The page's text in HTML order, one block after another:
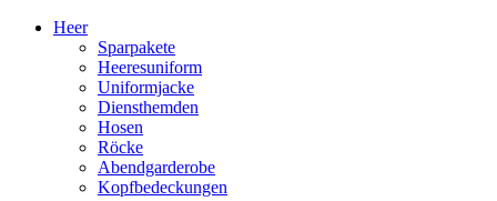
Heer
Sparpakete
Heeresuniform
Uniformjacke
Diensthemden
Hosen
Röcke
Abendgarderobe
Kopfbedeckungen